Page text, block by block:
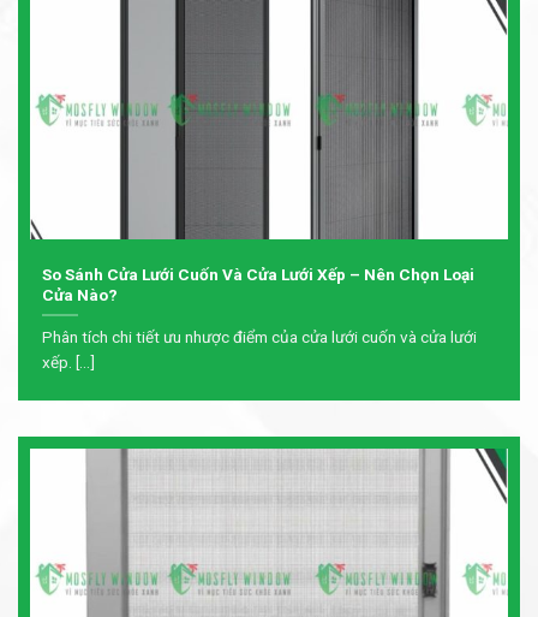
So Sánh Cửa Lưới Cuốn Và Cửa Lưới Xếp – Nên Chọn Loại
Cửa Nào?
Phân tích chi tiết ưu nhược điểm của cửa lưới cuốn và cửa lưới
xếp. [...]